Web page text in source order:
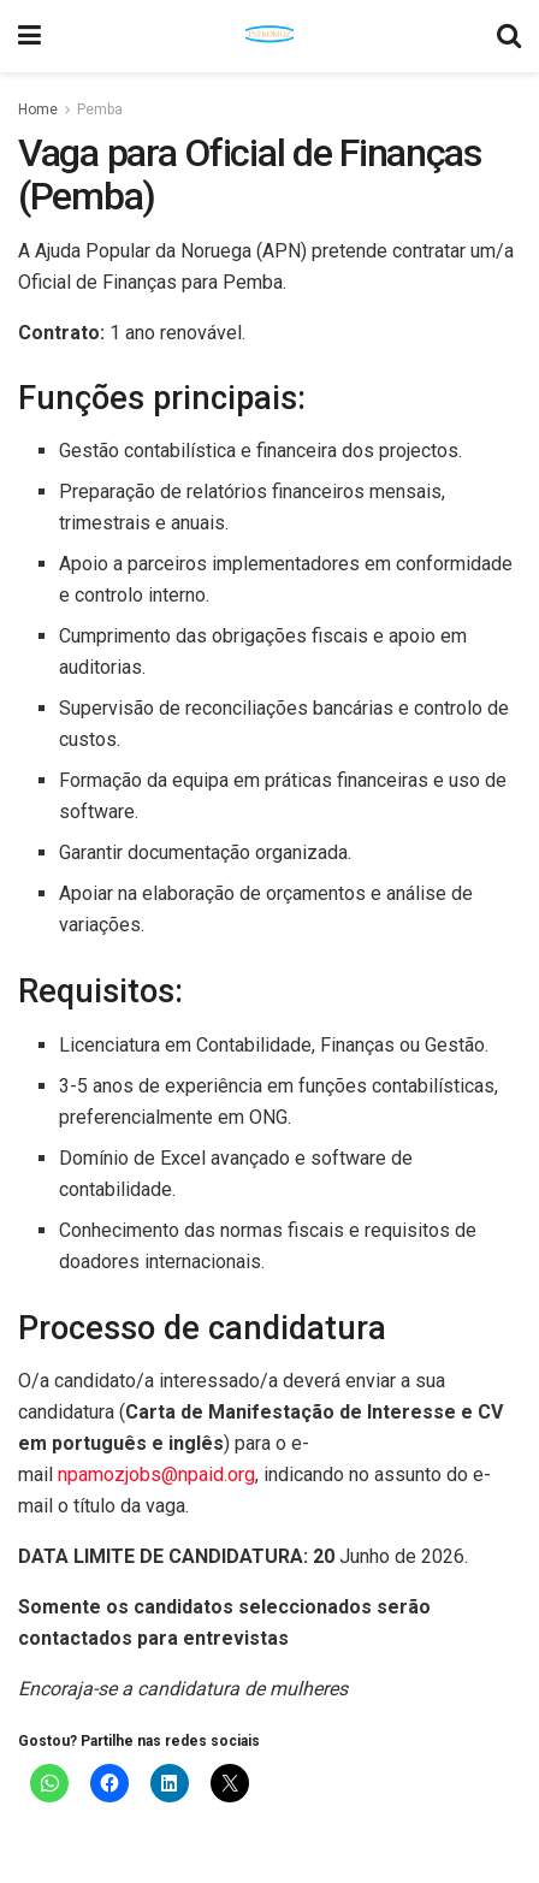
Home Pemba
Vaga para Oficial de Finanças
(Pemba)
A Ajuda Popular da Noruega (APN) pretende contratar um/a
Oficial de Finanças para Pemba.
Contrato: 1 ano renovável.
Funções principais:
Gestão contabilística e financeira dos projectos.
Preparação de relatórios financeiros mensais,
trimestrais e anuais.
Apoio a parceiros implementadores em conformidade
e controlo interno.
Cumprimento das obrigações fiscais e apoio em
auditorias.
Supervisão de reconciliações bancárias e controlo de
custos.
Formação da equipa em práticas financeiras e uso de
software.
Garantir documentação organizada.
Apoiar na elaboração de orçamentos e análise de
variações.
Requisitos:
Licenciatura em Contabilidade, Finanças ou Gestão.
3-5 anos de experiência em funções contabilísticas,
preferencialmente em ONG.
Domínio de Excel avançado e software de
contabilidade.
Conhecimento das normas fiscais e requisitos de
doadores internacionais.
Processo de candidatura
O/a candidato/a interessado/a deverá enviar a sua
candidatura (Carta de Manifestação de Interesse e CV
em português e inglês) para o e-
mail npamozjobs@npaid.org, indicando no assunto do e-
mail o título da vaga.
DATA LIMITE DE CANDIDATURA: 20 Junho de 2026.
Somente os candidatos seleccionados serão
contactados para entrevistas
Encoraja-se a candidatura de mulheres
Gostou? Partilhe nas redes sociais